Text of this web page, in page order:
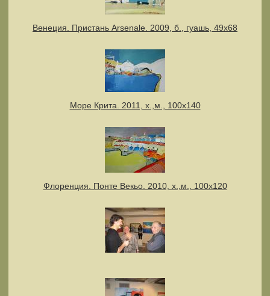
Венеция. Пристань Arsenale. 2009, б., гуашь, 49х68
Море Крита. 2011, х.,м., 100х140
Флоренция. Понте Векьо. 2010, х.,м., 100х120